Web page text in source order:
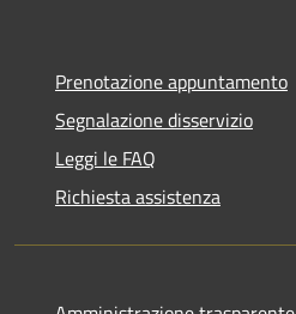
Prenotazione appuntamento
Segnalazione disservizio
Leggi le FAQ
Richiesta assistenza